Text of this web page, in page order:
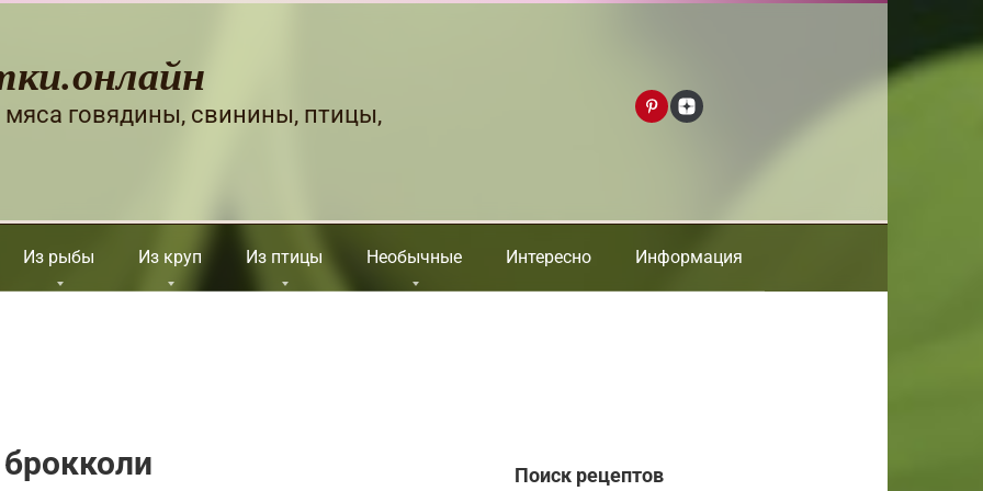
мяса говядины, свинины, птицы,
Из рыбы Из круп Из птицы Необычные Интересно Информация
Поиск рецептов